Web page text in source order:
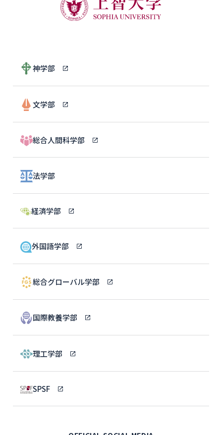
神学部
文学部
総合人間科学部
法学部
経済学部
外国語学部
総合グローバル学部
国際教養学部
理工学部
SPSF